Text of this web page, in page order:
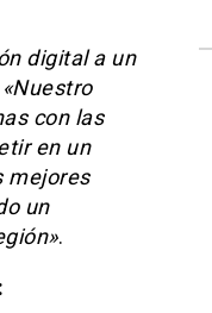
digital a un
«Nuestro
con las
en un
mejores
un
.